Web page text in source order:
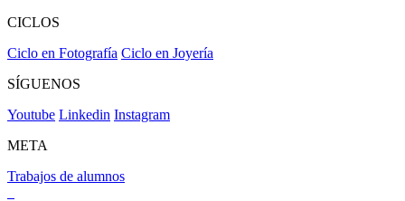
CICLOS
Ciclo en Fotografía Ciclo en Joyería
SÍGUENOS
Youtube Linkedin Instagram
META
Trabajos de alumnos